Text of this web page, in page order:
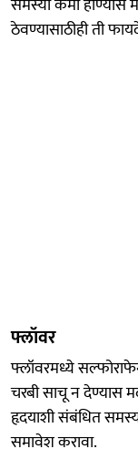
ठेवण्यासाठीही ती
फ्लॉवर
फ्लॉवरमध्ये
चरबी साचू न देण्यास
हृदयाशी संबंधित
समावेश करावा.